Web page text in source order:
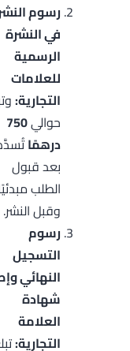
رسوم
في النشرة
الرسمية
للعلامات
التجارية:
حوالي750
درهمًا
بعد قبول
الطلب
وقبل النشر.
رسوم
التسجيل
النهائي
شهادة
العلامة
التجارية: